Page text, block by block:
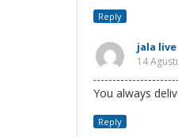
Reply
jala live
14
You always
Reply